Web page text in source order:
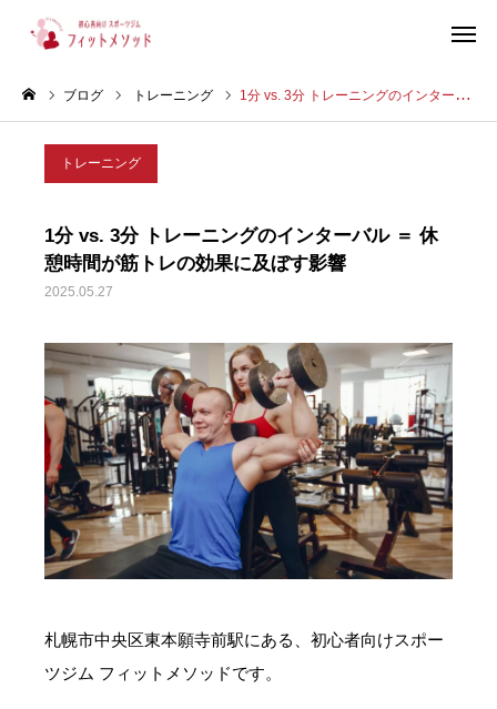
ブログ トレーニング 1分 vs. 3分 トレーニングのインターバル ＝ 休憩時間が筋トレの効果に及ぼす影響
トレーニング
1分 vs. 3分 トレーニングのインターバル ＝ 休
憩時間が筋トレの効果に及ぼす影響
2025.05.27
札幌市中央区東本願寺前駅にある、初心者向けスポー
ツジム フィットメソッドです。
見学・体験はこちらから（WEB完結30秒）
プラン・料金
お客様の声
ブログ
店舗情報
お問い合わせ・ご予約
お知らせ